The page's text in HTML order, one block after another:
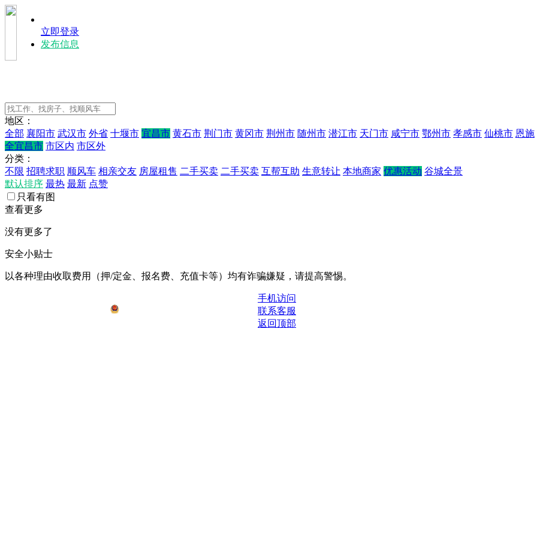
立即登录
发布信息
地区：
全部 襄阳市 武汉市 外省 十堰市 宜昌市 黄石市 荆门市 黄冈市 荆州市 随州市 潜江市 天门市 咸宁市 鄂州市 孝感市 仙桃市 恩施
全宜昌市 市区内 市区外
分类：
不限 招聘求职 顺风车 相亲交友 房屋租售 二手买卖 二手买卖 互帮互助 生意转让 本地商家 优惠活动 谷城全景
默认排序 最热 最新 点赞
只看有图
查看更多
没有更多了
安全小贴士
以各种理由收取费⽤（押/定⾦、报名费、充值卡等）均有诈骗嫌疑，请提⾼警惕。
手机访问
联系客服
返回顶部